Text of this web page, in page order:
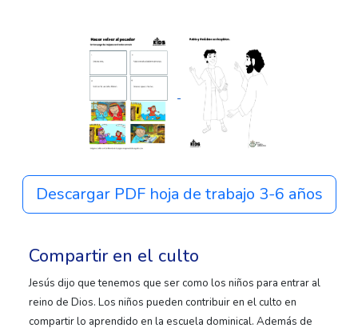
Descargar PDF hoja de trabajo 3-6 años
Compartir en el culto
Jesús dijo que tenemos que ser como los niños para entrar al
reino de Dios. Los niños pueden contribuir en el culto en
compartir lo aprendido en la escuela dominical. Además de